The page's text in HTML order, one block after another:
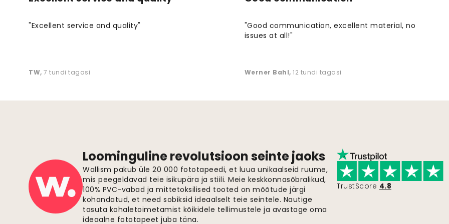
"Excellent service and quality"
TW, 7 tundi tagasi
"Good communication, excellent material, no
issues at all!"
Werner Bahl, 12 tundi tagasi
Loominguline revolutsioon seinte jaoks
Wallism pakub üle 20 000 fototapeedi, et luua unikaalseid ruume,
mis peegeldavad teie isikupära ja stiili. Meie keskkonnasõbralikud,
100% PVC-vabad ja mittetoksilised tooted on mõõtude järgi
kohandatud, et need sobiksid ideaalselt teie seintele. Nautige
tasuta kohaletoimetamist kõikidele tellimustele ja avastage oma
ideaalne fototapeet juba täna.
TrustScore 4.8